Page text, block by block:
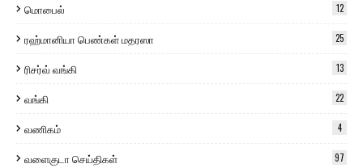
மொபைல் 12
ரஹ்மானியா பெண்கள் மதரஸா 25
ரிசர்வ் வங்கி 13
வங்கி 22
வணிகம் 4
வளைகுடா செய்திகள் 97